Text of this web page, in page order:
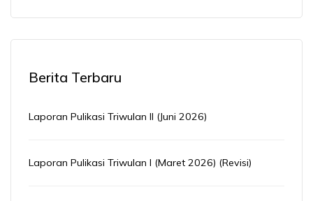
Berita Terbaru
Laporan Pulikasi Triwulan II (Juni 2026)
Laporan Pulikasi Triwulan I (Maret 2026) (Revisi)